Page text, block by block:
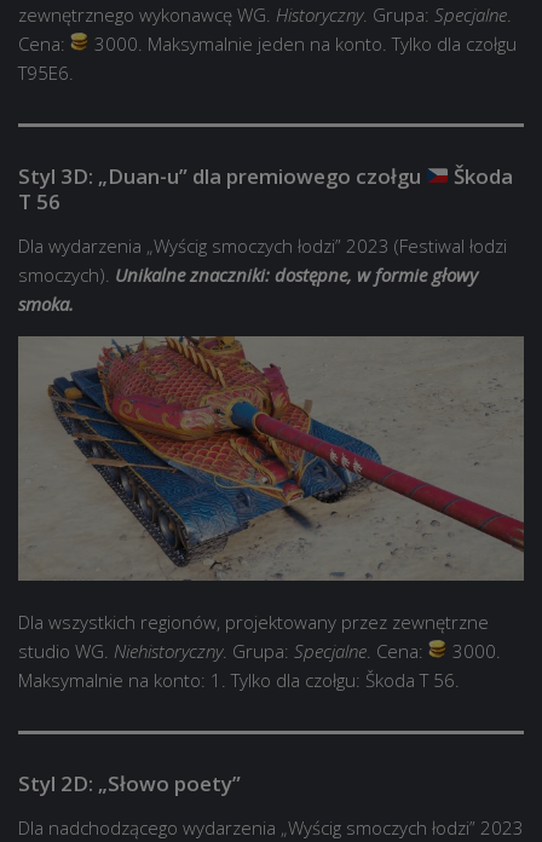
zewnętrznego wykonawcę WG. Historyczny. Grupa: Specjalne
Cena:
3000. Maksymalnie jeden na konto. Tylko dla czołgu
T95E6.
Styl 3D: „Duan-u” dla premiowego czołgu
Škoda
T 56
Dla wydarzenia „Wyścig smoczych łodzi” 2023 (Festiwal łodzi
smoczych). Unikalne znaczniki: dostępne, w formie głowy
smoka.
Dla wszystkich regionów, projektowany przez zewnętrzne
studio WG. Niehistoryczny. Grupa: Specjalne. Cena:
3000.
Maksymalnie na konto: 1. Tylko dla czołgu: Škoda T 56.
Styl 2D: „Słowo poety”
Dla nadchodzącego wydarzenia „Wyścig smoczych łodzi” 2023